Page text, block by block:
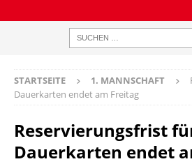
STARTSEITE 1. MANNSCHAFT
Dauerkarten endet am Freitag
Reservierungsfrist
Dauerkarten endet